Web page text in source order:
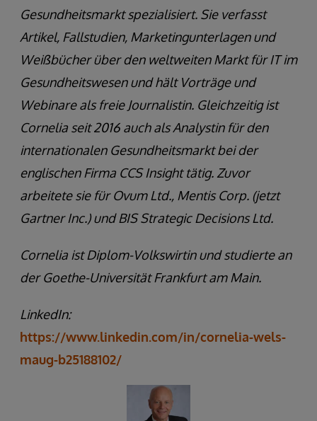
Gesundheitsmarkt spezialisiert. Sie verfasst
Artikel, Fallstudien, Marketingunterlagen und
Weißbücher über den weltweiten Markt für IT im
Gesundheitswesen und hält Vorträge und
Webinare als freie Journalistin. Gleichzeitig ist
Cornelia seit 2016 auch als Analystin für den
internationalen Gesundheitsmarkt bei der
englischen Firma CCS Insight tätig. Zuvor
arbeitete sie für Ovum Ltd., Mentis Corp. (jetzt
Gartner Inc.) und BIS Strategic Decisions Ltd.
Cornelia ist Diplom-Volkswirtin und studierte an
der Goethe-Universität Frankfurt am Main.
LinkedIn:
https://www.linkedin.com/in/cornelia-wels-
maug-b25188102/